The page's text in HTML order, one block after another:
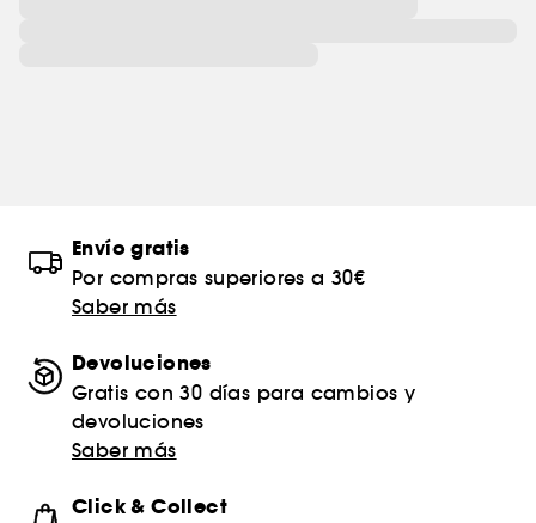
Envío gratis
Por compras superiores a 30€
Saber más
Devoluciones
Gratis con 30 días para cambios y
devoluciones
Saber más
Click & Collect